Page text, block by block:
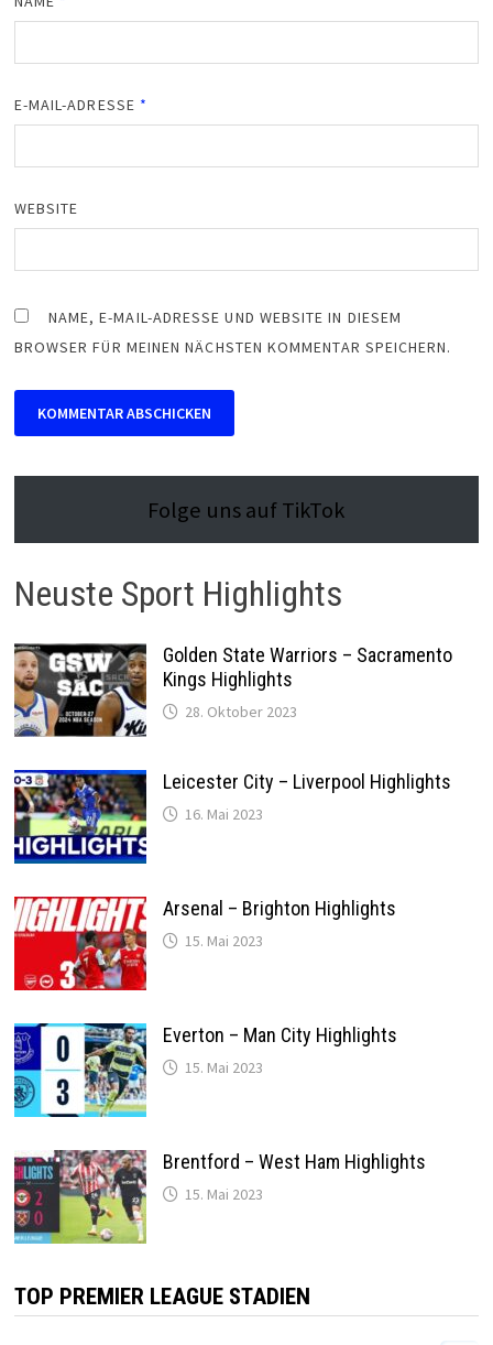
E-MAIL-ADRESSE *
WEBSITE
NAME, E-MAIL-ADRESSE UND WEBSITE IN DIESEM
BROWSER FÜR MEINEN NÄCHSTEN KOMMENTAR SPEICHERN.
Folge uns auf TikTok
Neuste Sport Highlights
Golden State Warriors – Sacramento
Kings Highlights
28. Oktober 2023
Leicester City – Liverpool Highlights
16. Mai 2023
Arsenal – Brighton Highlights
15. Mai 2023
Everton – Man City Highlights
15. Mai 2023
Brentford – West Ham Highlights
15. Mai 2023
TOP PREMIER LEAGUE STADIEN